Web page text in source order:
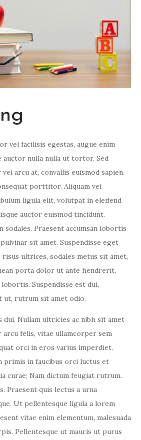
vel facilisis egestas, augue enim
auctor nulla nulla ut tortor. Sed
arcu at, convallis euismod sapien.
porttitor. Aliquam vel
ligula elit, volutpat in eleifend
auctor euismod tincidunt.
Praesent accumsan lobortis
sit amet. Suspendisse eget
ultrices, sodales metus sit amet,
porta dolor ut ante hendrerit,
Suspendisse est dui,
ut, rutrum sit amet odio.
dui. Nullam ultricies ac nibh sit amet
arcu felis, vitae ullamcorper sem
orci in eros varius imperdiet.
primis in faucibus orci luctus et
curae; Nam dictum feugiat rutrum.
Praesent quis lectus a urna
Ut pellentesque ligula a lorem
vitae enim elementum, malesuada
Pellentesque ut mauris ut purus